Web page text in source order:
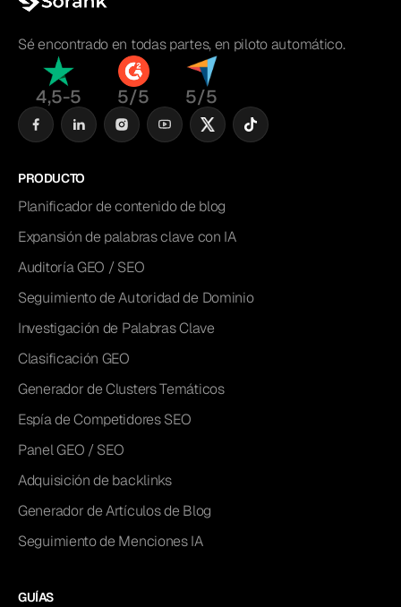
Sé encontrado en todas partes, en piloto automático.
4,5-5 5/5 5/5
PRODUCTO
Planificador de contenido de blog
Expansión de palabras clave con IA
Auditoría GEO / SEO
Seguimiento de Autoridad de Dominio
Investigación de Palabras Clave
Clasificación GEO
Generador de Clusters Temáticos
Espía de Competidores SEO
Panel GEO / SEO
Adquisición de backlinks
Generador de Artículos de Blog
Seguimiento de Menciones IA
GUÍAS